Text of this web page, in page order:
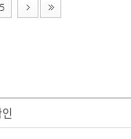
5